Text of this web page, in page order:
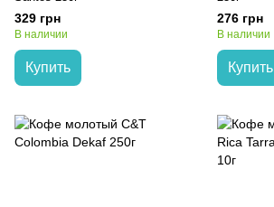
329 грн
В наличии
Купить
276 грн
В наличии
Купить